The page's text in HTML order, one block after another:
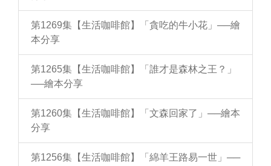
第1269集【生活咖啡館】「貪吃的牛小花」──繪
本分享
第1265集【生活咖啡館】「誰才是森林之王？」
──繪本分享
第1260集【生活咖啡館】「文森回家了」──繪本
分享
第1256集【生活咖啡館】「綿羊王路易一世」──